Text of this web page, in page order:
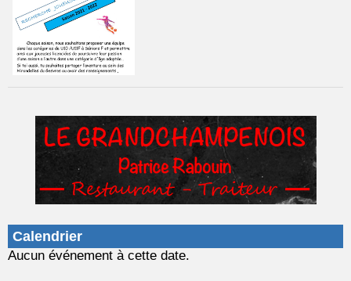
Calendrier
Aucun événement à cette date.